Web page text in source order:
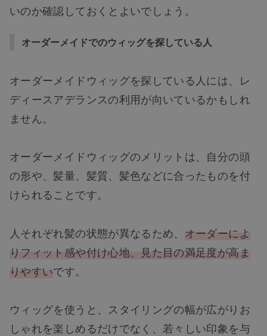
いのか確認しておくとよいでしょう。
オーダーメイドでのウィッグを探している人
オーダーメイドウィッグを探している人には、レ
ディースアデランスの利用が向いているかもしれ
ません。
オーダーメイドウィッグのメリットは、自分の頭
の形や、髪量、髪質、髪色などに合ったものを付
けられることです。
人それぞれ髪の状態が異なるため、 オーダーによ
りフィット感や付け心地、見た目の満足度が高ま
りやすいです。
ウィッグを使うと、スタイリングの幅が広がりお
しゃれを楽しめるだけでなく、若々しい印象を与